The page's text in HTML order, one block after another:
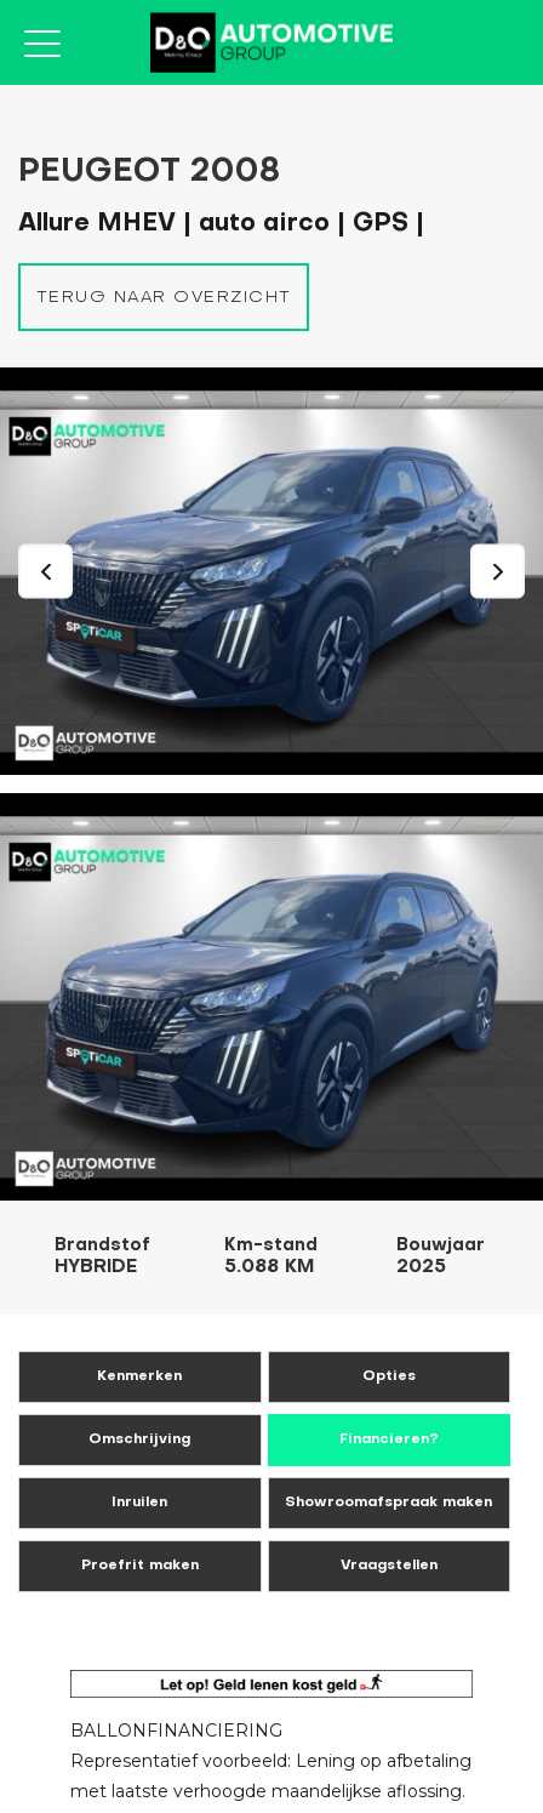
PEUGEOT 2008
Allure MHEV | auto airco | GPS |
TERUG NAAR OVERZICHT
Brandstof
HYBRIDE
Km-stand
5.088 KM
Bouwjaar
2025
Kenmerken Opties
Omschrijving Financieren?
Inruilen Showroomafspraak maken
Proefrit maken Vraagstellen
BALLONFINANCIERING
Representatief voorbeeld: Lening op afbetaling
met laatste verhoogde maandelijkse aflossing.